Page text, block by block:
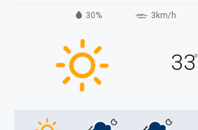
30% 3km/h
33°